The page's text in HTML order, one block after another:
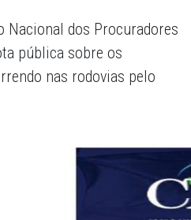
Nacional dos Procuradores
pública sobre os
nas rodovias pelo